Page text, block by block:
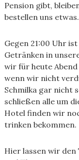
Pension gibt,
bestellen uns etwas.
Gegen 21:00 Uhr
Getränken in
wir für heute
wenn wir nicht
Schmilka gar nicht
schließen alle um
Hotel finden wir
trinken bekommen.
Hier lassen wir den